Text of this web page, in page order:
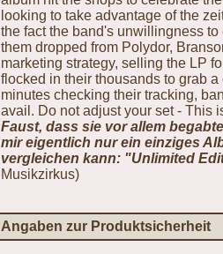
looking to take advantage of the
the fact the band's unwillingness
them dropped from Polydor,
marketing strategy, selling the LP
flocked in their thousands to grab
minutes checking their tracking,
avail. Do not adjust your set - This
Faust, dass sie vor allem
mir eigentlich nur ein einziges
vergleichen kann: "Unlimited
Musikzirkus)
Angaben zur Produktsicherheit